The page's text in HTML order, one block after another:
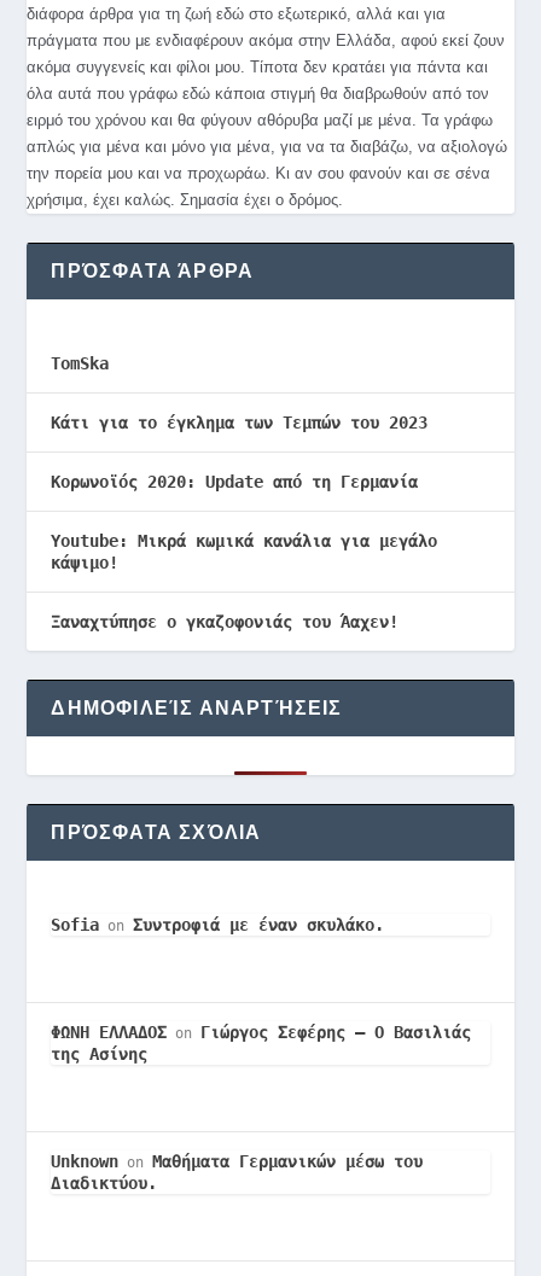
διάφορα άρθρα για τη ζωή εδώ στο εξωτερικό, αλλά και για
πράγματα που με ενδιαφέρουν ακόμα στην Ελλάδα, αφού εκεί ζουν
ακόμα συγγενείς και φίλοι μου. Τίποτα δεν κρατάει για πάντα και
όλα αυτά που γράφω εδώ κάποια στιγμή θα διαβρωθούν από τον
ειρμό του χρόνου και θα φύγουν αθόρυβα μαζί με μένα. Τα γράφω
απλώς για μένα και μόνο για μένα, για να τα διαβάζω, να αξιολογώ
την πορεία μου και να προχωράω. Κι αν σου φανούν και σε σένα
χρήσιμα, έχει καλώς. Σημασία έχει ο δρόμος.
ΠΡΌΣΦΑΤΑ ΆΡΘΡΑ
TomSka
Κάτι για το έγκλημα των Τεμπών του 2023
Κορωνοϊός 2020: Update από τη Γερμανία
Youtube: Μικρά κωμικά κανάλια για μεγάλο
κάψιμο!
Ξαναχτύπησε ο γκαζοφονιάς του Άαχεν!
ΔΗΜΟΦΙΛΕΊΣ ΑΝΑΡΤΉΣΕΙΣ
ΠΡΌΣΦΑΤΑ ΣΧΌΛΙΑ
Sofia onΣυντροφιά με έναν σκυλάκο.
ΦΩΝΗ ΕΛΛΑΔΟΣ on Γιώργος Σεφέρης – Ο Βασιλιάς
της Ασίνης
Unknown on Μαθήματα Γερμανικών μέσω του
Διαδικτύου.